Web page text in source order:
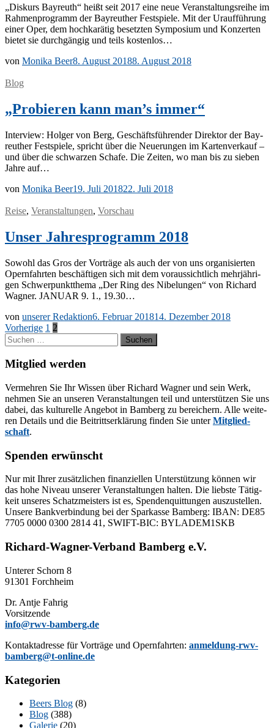
„Dis­kurs Bay­reuth“ heißt seit 2017 eine neue Ver­an­stal­tungs­rei­he im
Rah­men­pro­gramm der Bay­reu­ther Fest­spie­le. Mit der Ur­auf­füh­rung
ei­ner Oper, dem hoch­ka­rä­tig be­setz­ten Sym­po­si­um und Kon­zer­ten
bie­tet sie durch­gän­gig und teils kostenlos…
von Monika Beer8. August 20188. August 2018
Blog
„Probieren kann man’s immer“
In­ter­view: Hol­ger von Berg, Ge­schäfts­füh­ren­der Di­rek­tor der Bay­
reu­ther Fest­spie­le, spricht über die Neue­run­gen im Kar­ten­ver­kauf –
und über die schwar­zen Scha­fe. Die Zei­ten, wo man bis zu sie­ben
Jah­re auf…
von Monika Beer19. Juli 201822. Juli 2018
Reise, Veranstaltungen, Vorschau
Unser Jahresprogramm 2018
So­wohl das Gros der Vor­trä­ge als auch der von uns or­ga­ni­sier­ten
Opern­fahr­ten be­schäf­ti­gen sich mit dem vor­aus­sicht­lich mehr­jäh­ri­
gen Schwer­punkt­the­ma „Der Ring des Ni­be­lun­gen“ von Ri­chard
Wag­ner. JA­NU­AR 9. 1., 19.30…
von unserer Redaktion6. Februar 201814. Dezember 2018
Seitennummerierung
der
Beiträge
Vorherige 1 2
Suchen
nach:
Mitglied werden
Ver­meh­ren Sie Ihr Wis­sen über Ri­chard Wag­ner und sein Werk,
neh­men Sie an un­se­ren Ver­an­stal­tun­gen teil und un­ter­stüt­zen Sie uns
da­bei, das kul­tu­rel­le An­ge­bot in Bam­berg zu be­rei­chern. Alle wei­te­
ren De­tails und die Bei­tritts­er­klä­rung fin­den Sie un­terMit­glied­
schaft.
Spenden erwünscht
Nur mit Ih­rer zu­sätz­li­chen fi­nan­zi­el­len Un­ter­stüt­zung kön­nen wir
das hohe Ni­veau un­se­rer Ver­an­stal­tun­gen hal­ten. Die liebs­te Tä­tig­
keit un­se­res Schatz­meis­ters ist es, Spen­den­quit­tun­gen aus­zu­stel­len.
Un­se­re Bank­ver­bin­dung bei der Spar­kas­se Bam­berg: IBAN: DE85
7705 0000 0300 2814 41, SWIFT-BIC: BYLADEM1SKB
Richard-Wagner-Verband Bamberg e.V.
Un­te­rer Schorn 8
91301 Forchheim
Dr. Ant­je Fahrig
Vorsitzende
info@rwv-bamberg.de
Kon­takt­adres­se für Vor­trä­ge und Opern­fahr­ten: anmeldung-rwv-
bamberg@t-online.de
Kategorien
Beers Blog (8)
Blog (388)
Galerie (20)